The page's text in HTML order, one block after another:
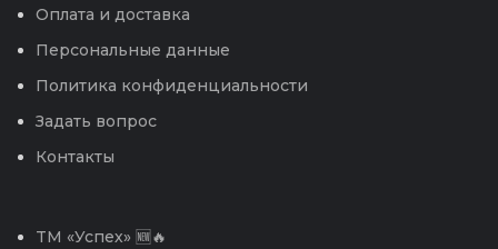
Оплата и доставка
Персональные данные
Политика конфиденциальности
Задать вопрос
Контакты
TM «Успех» 🆕🔥